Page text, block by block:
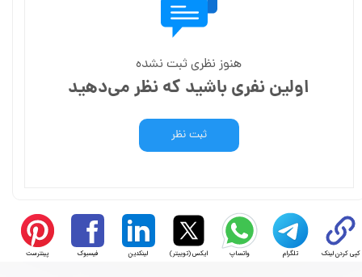
هنوز نظری ثبت نشده
اولین نفری باشید که نظر می‌دهید
ثبت نظر
کپی کردن لینک تلگرام واتساپ ایکس (توییتر) لینکدین فیسبوک پینترست